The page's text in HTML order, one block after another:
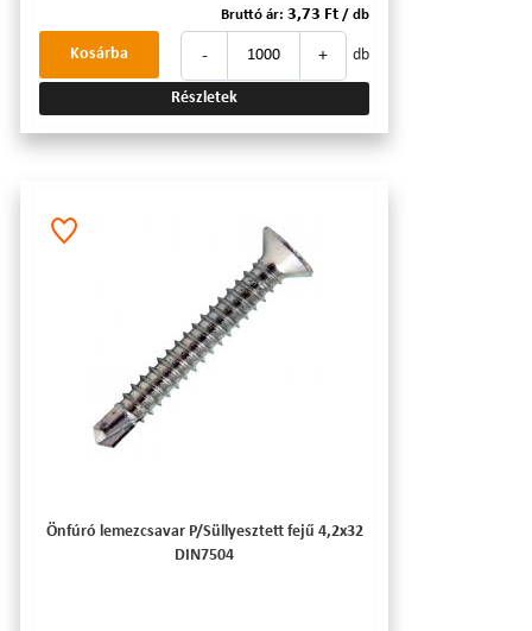
Bruttó ár: 3,73 Ft / db
- + db
Kosárba
Részletek
Önfúró lemezcsavar P/Süllyesztett fejű 4,2x32
DIN7504